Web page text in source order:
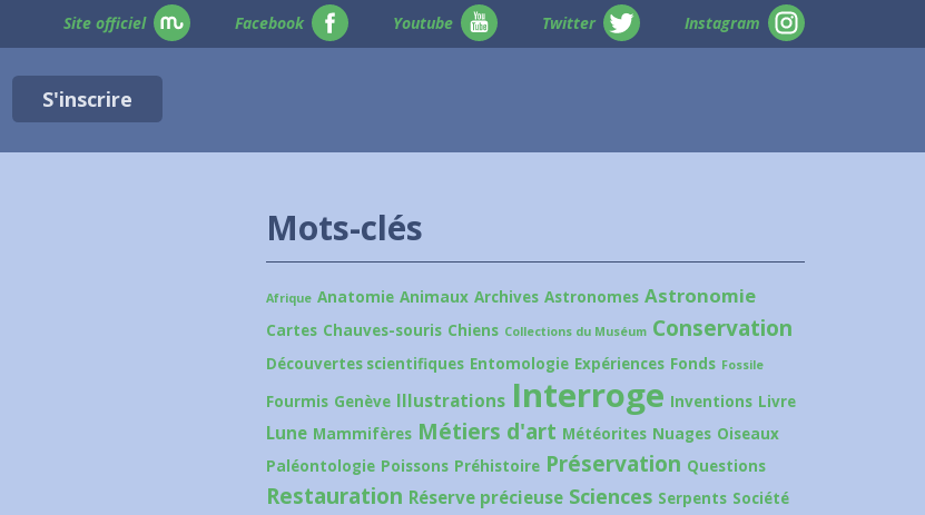
Site officiel Facebook Youtube Twitter Instagram
S'inscrire
Mots-clés
Afrique Anatomie Animaux Archives Astronomes Astronomie
Cartes Chauves-souris Chiens Collections du Muséum Conservation
Découvertes scientifiques Entomologie Expériences Fonds Fossile
Fourmis Genève Illustrations Interroge Inventions Livre
Lune Mammifères Métiers d'art Météorites Nuages Oiseaux
Paléontologie Poissons Préhistoire Préservation Questions
Restauration Réserve précieuse Sciences Serpents Société